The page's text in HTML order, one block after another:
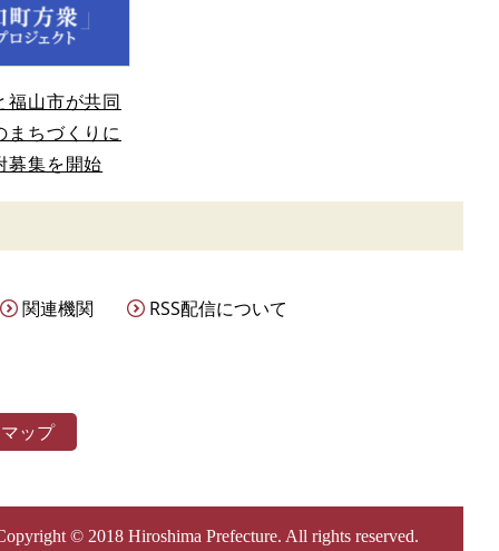
福山市が共同
まちづくりに
募集を開始
関連機関 RSS配信について
ップ
© 2018 Hiroshima Prefecture. All rights reserved.